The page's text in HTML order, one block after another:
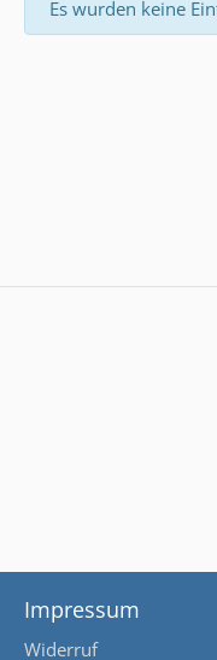
Es wurden keine
Impressum
Widerruf